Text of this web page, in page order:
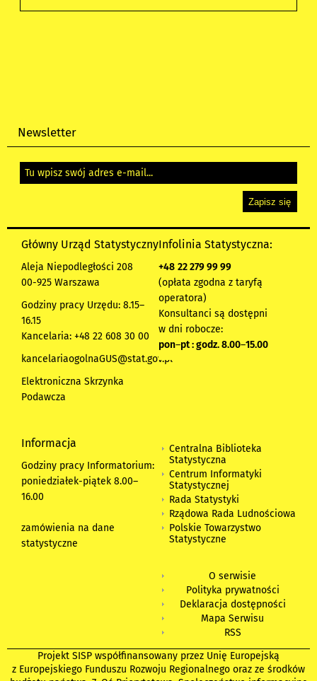
Newsletter
Główny Urząd Statystyczny
Aleja Niepodległości 208
00-925 Warszawa
Godziny pracy Urzędu: 8.15–
16.15
Kancelaria: +48 22 608 30 00
kancelariaogolnaGUS@stat.gov.pl
Elektroniczna Skrzynka
Podawcza
Infolinia Statystyczna:
+48 22 279 99 99
(opłata zgodna z taryfą
operatora)
Konsultanci są dostępni
w dni robocze:
pon–pt : godz. 8.00–15.00
Informacja
Godziny pracy Informatorium:
poniedziałek-piątek 8.00–
16.00
zamówienia na dane
statystyczne
Centralna Biblioteka
Statystyczna
Centrum Informatyki
Statystycznej
Rada Statystyki
Rządowa Rada Ludnościowa
Polskie Towarzystwo
Statystyczne
O serwisie
Polityka prywatności
Deklaracja dostępności
Mapa Serwisu
RSS
Projekt SISP współfinansowany przez Unię Europejską
z Europejskiego Funduszu Rozwoju Regionalnego oraz ze środków